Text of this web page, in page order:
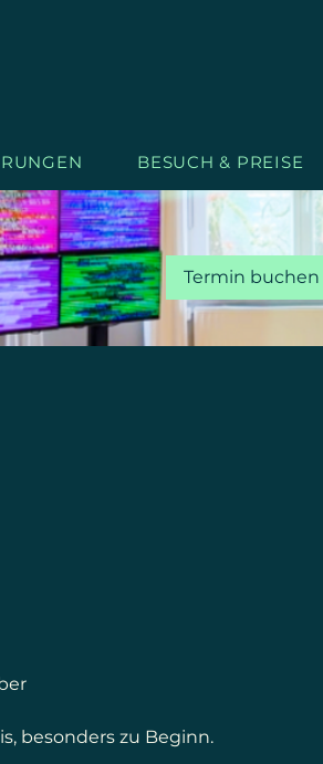
BESUCH & PREISE
Termin buchen
besonders zu Beginn.